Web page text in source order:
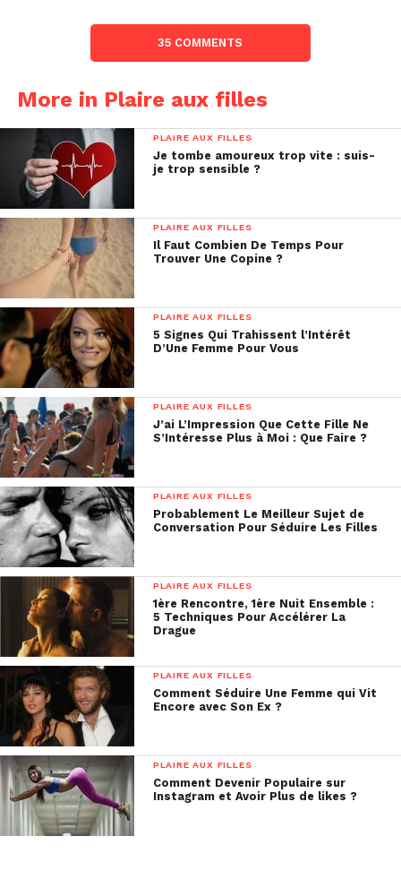
35 COMMENTS
More in Plaire aux filles
PLAIRE AUX FILLES
Je tombe amoureux trop vite : suis-
je trop sensible ?
PLAIRE AUX FILLES
Il Faut Combien De Temps Pour
Trouver Une Copine ?
PLAIRE AUX FILLES
5 Signes Qui Trahissent l’Intérêt
D’Une Femme Pour Vous
PLAIRE AUX FILLES
J’ai L’Impression Que Cette Fille Ne
S’Intéresse Plus à Moi : Que Faire ?
PLAIRE AUX FILLES
Probablement Le Meilleur Sujet de
Conversation Pour Séduire Les Filles
PLAIRE AUX FILLES
1ère Rencontre, 1ère Nuit Ensemble :
5 Techniques Pour Accélérer La
Drague
PLAIRE AUX FILLES
Comment Séduire Une Femme qui Vit
Encore avec Son Ex ?
PLAIRE AUX FILLES
Comment Devenir Populaire sur
Instagram et Avoir Plus de likes ?